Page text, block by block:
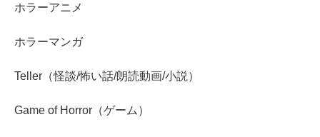
ホラーアニメ
ホラーマンガ
Teller（怪談/怖い話/朗読動画/小説）
Game of Horror（ゲーム）